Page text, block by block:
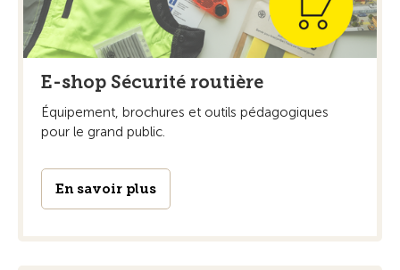
E-shop Sécurité routière
Équipement, brochures et outils pédagogiques
pour le grand public.
En savoir plus